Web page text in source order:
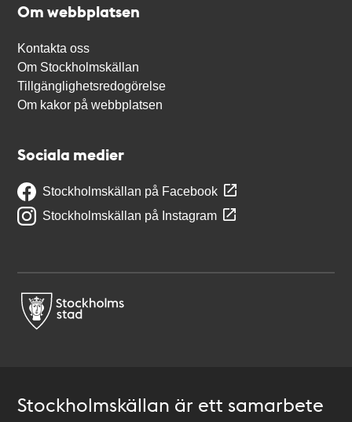
Om webbplatsen
Kontakta oss
Om Stockholmskällan
Tillgänglighetsredogörelse
Om kakor på webbplatsen
Sociala medier
Stockholmskällan på Facebook
Stockholmskällan på Instagram
Stockholmskällan är ett samarbete